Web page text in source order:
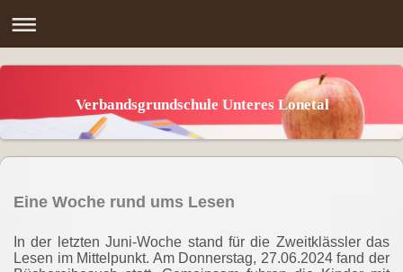
Verbandsgrundschule Unteres Lonetal
Eine Woche rund ums Lesen
In der letzten Juni-Woche stand für die Zweitklässler das
Lesen im Mittelpunkt. Am Donnerstag, 27.06.2024 fand der